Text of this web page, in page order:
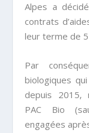
Alpes a
contrats
leur terme de 5
Par
biologiques
depuis 2015,
PAC Bio
engagées